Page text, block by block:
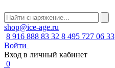
shop@ice-age.ru
8 916 888 83 32 8 495 727 06 33
Войти
Вход в личный кабинет
0